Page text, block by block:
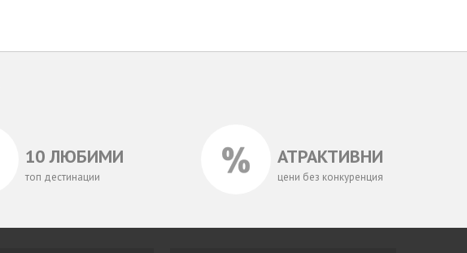
10 ЛЮБИМИ
топ дестинации
АТРАКТИВНИ
цени без конкуренция